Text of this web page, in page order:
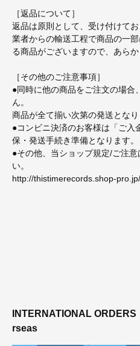
［返品について］
返品は原則として、受け付けてお
業者からの輸送工程で商品の一
る商品がございますので、あらか
［その他のご注意事項］
●同時に他の商品をご注文の場合
ん。
商品が全て揃い次第の発送となり
●コンビニ決済のお客様は「ご入
保・発送手続き準備となります。
●その他、当ショップ規定/ご注
い。
http://thistimerecords.shop-
INTERNATIONAL ORDERS
rseas